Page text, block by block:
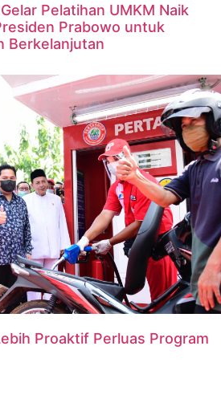
Pelatihan UMKM Naik
Prabowo untuk
Berkelanjutan
Proaktif Perluas Program